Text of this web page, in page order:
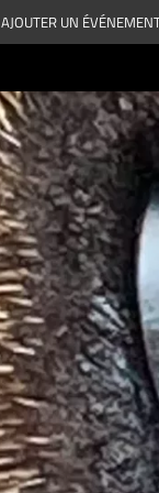
AJOUTER UN